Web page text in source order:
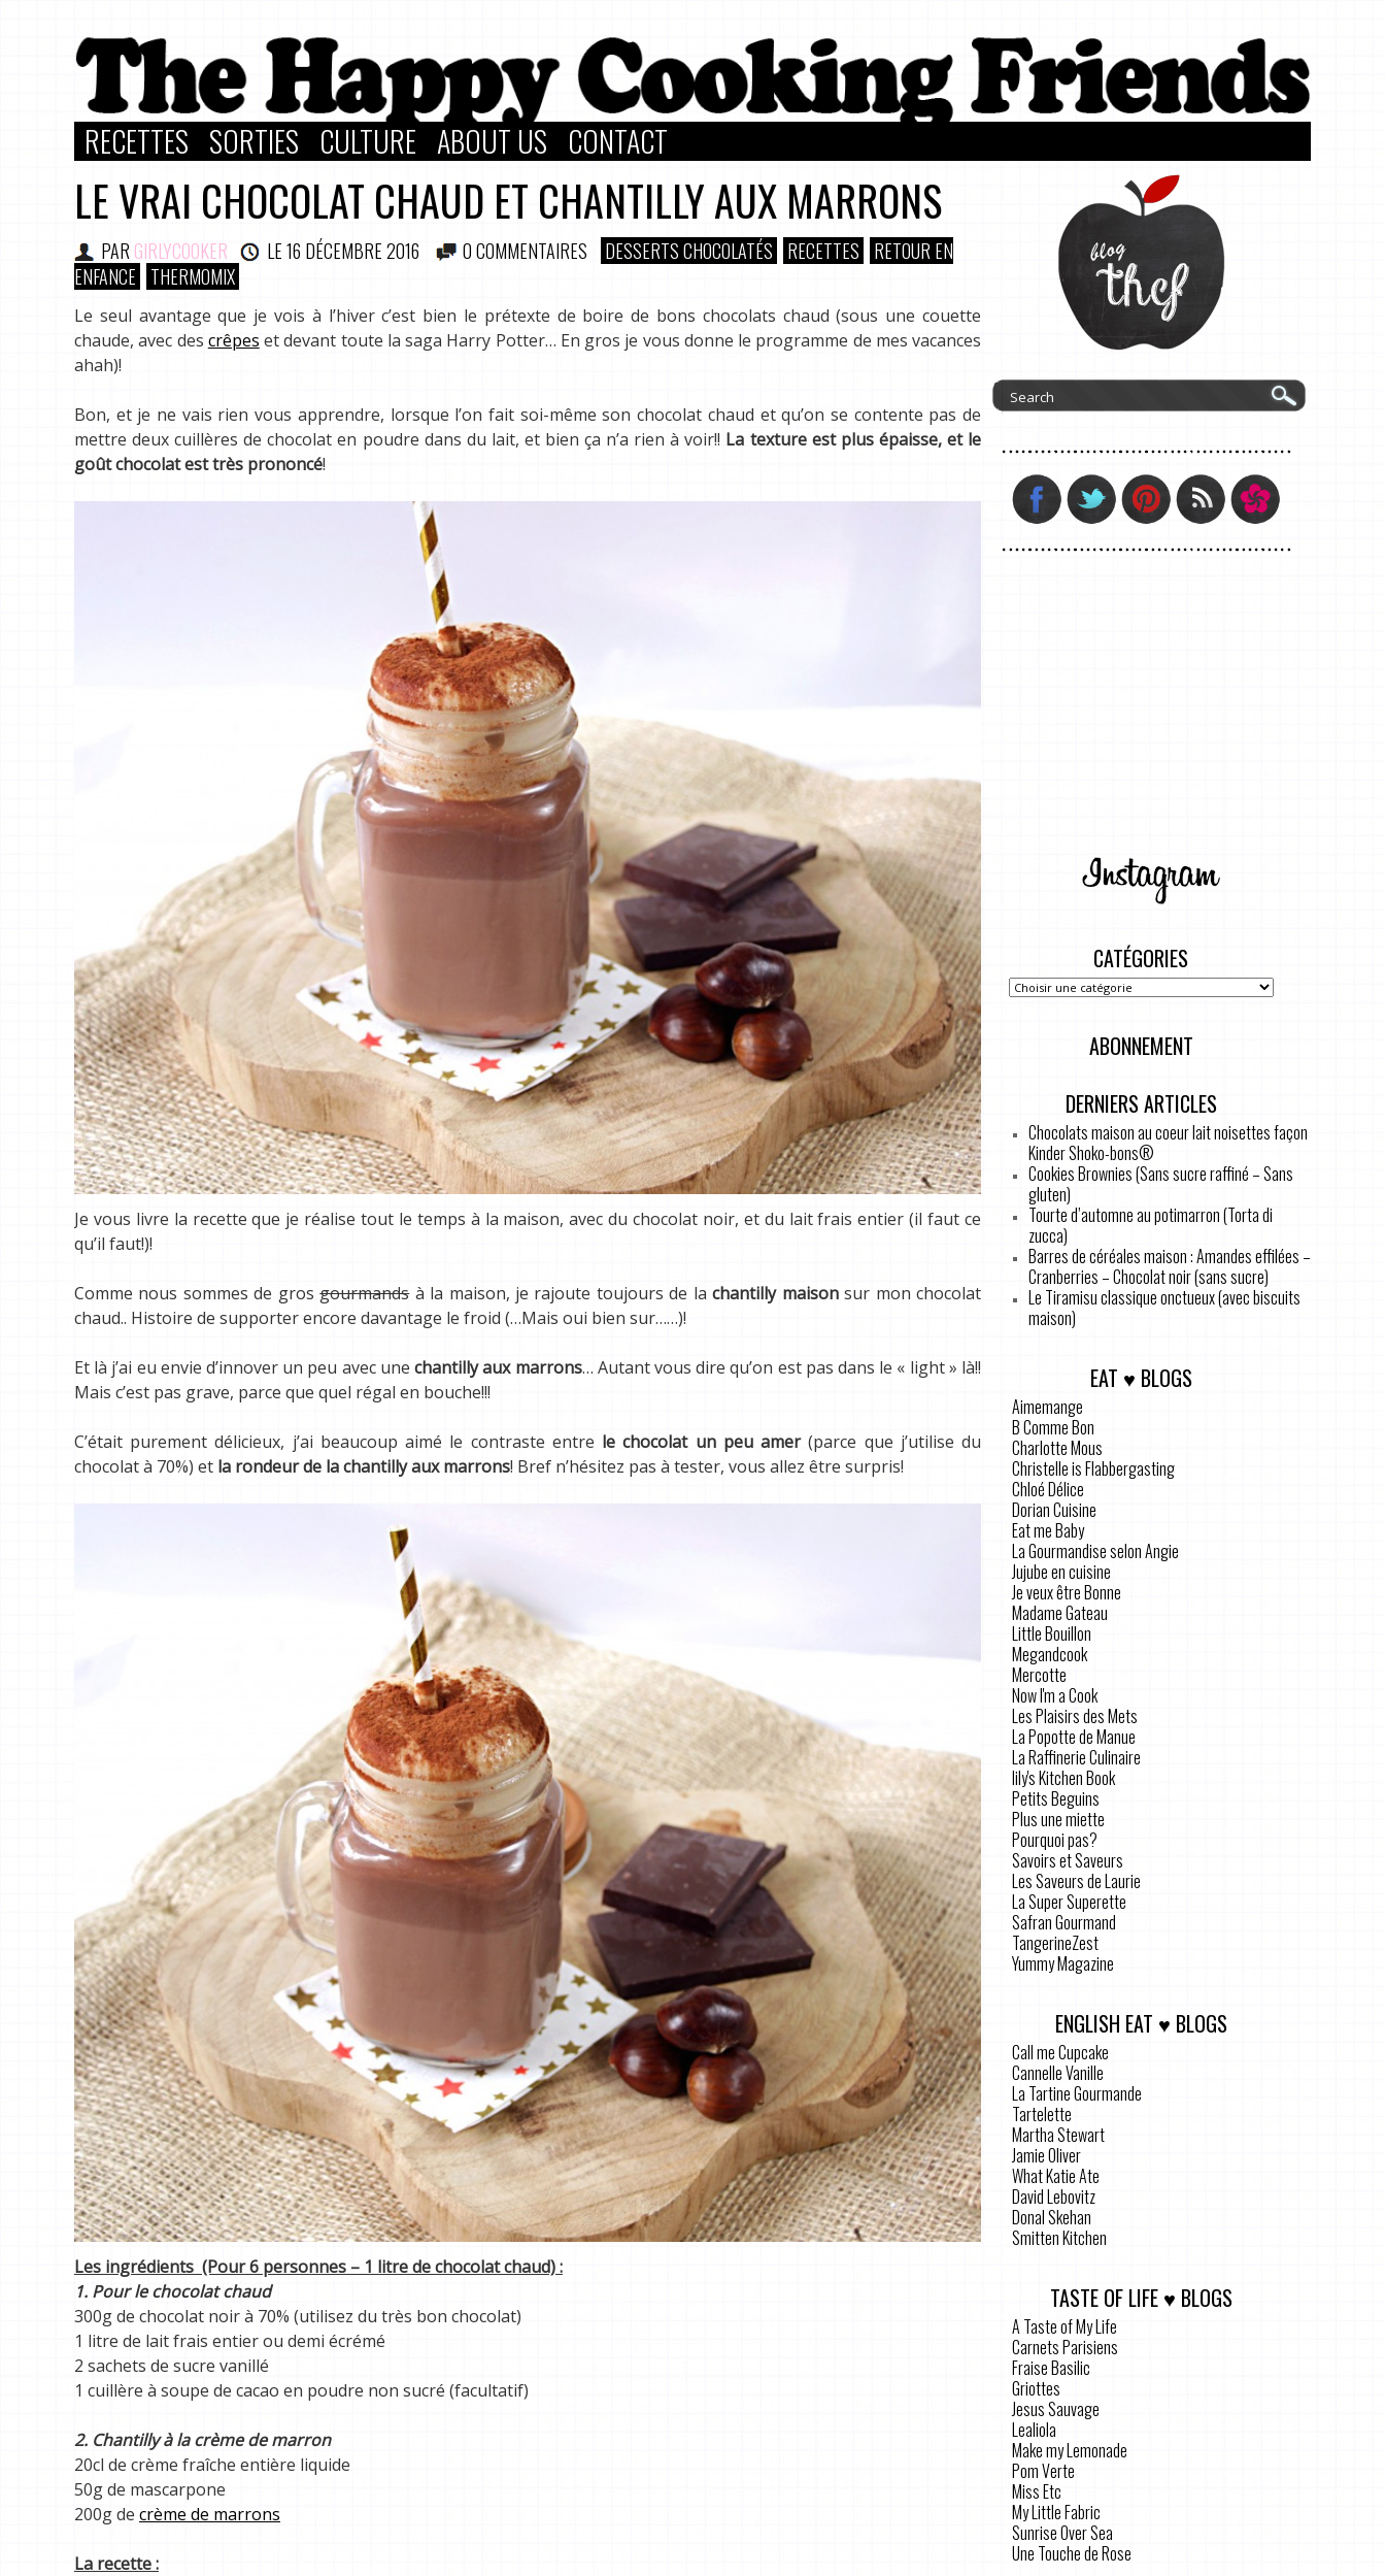
RECETTES SORTIES CULTURE ABOUT US CONTACT
LE VRAI CHOCOLAT CHAUD ET CHANTILLY AUX MARRONS
PAR GIRLYCOOKER LE16 DÉCEMBRE 2016 0 COMMENTAIRES DESSERTS CHOCOLATÉS RECETTES
RETOUR EN
ENFANCE
THERMOMIX
Le seul avantage que je vois à l’hiver c’est bien le prétexte de boire de bons chocolats chaud (sous une couette
chaude, avec des crêpes et devant toute la saga Harry Potter… En gros je vous donne le programme de mes vacances
ahah)!
Bon, et je ne vais rien vous apprendre, lorsque l’on fait soi-même son chocolat chaud et qu’on se contente pas de
mettre deux cuillères de chocolat en poudre dans du lait, et bien ça n’a rien à voir!! La texture est plus épaisse, et le
goût chocolat est très prononcé!
Je vous livre la recette que je réalise tout le temps à la maison, avec du chocolat noir, et du lait frais entier (il faut ce
qu’il faut!)!
Comme nous sommes de grosgourmandsà la maison, je rajoute toujours de lachantilly maisonsur mon chocolat
chaud.. Histoire de supporter encore davantage le froid (…Mais oui bien sur……)!
Et là j’ai eu envie d’innover un peu avec unechantilly aux marrons… Autant vous dire qu’on est pas dans le « light » là!!
Mais c’est pas grave, parce que quel régal en bouche!!!
C’était purement délicieux, j’ai beaucoup aimé le contraste entre le chocolat un peu amer(parce que j’utilise du
chocolat à 70%) et la rondeur de la chantilly aux marrons! Bref n’hésitez pas à tester, vous allez être surpris!
Les ingrédients (Pour 6 personnes – 1 litre de chocolat chaud) :
1. Pour le chocolat chaud
300g de chocolat noir à 70% (utilisez du très bon chocolat)
1 litre de lait frais entier ou demi écrémé
2 sachets de sucre vanillé
1 cuillère à soupe de cacao en poudre non sucré (facultatif)
2. Chantilly à la crème de marron
20cl de crème fraîche entière liquide
50g de mascarpone
200g de crème de marrons
La recette :
CATÉGORIES
ABONNEMENT
DERNIERS ARTICLES
Chocolats maison au coeur lait noisettes façon
Kinder Shoko-bons®
Cookies Brownies (Sans sucre raffiné – Sans
gluten)
Tourte d’automne au potimarron (Torta di
zucca)
Barres de céréales maison : Amandes effilées –
Cranberries – Chocolat noir (sans sucre)
Le Tiramisu classique onctueux (avec biscuits
maison)
EAT ♥ BLOGS
Aimemange
B Comme Bon
Charlotte Mous
Christelle is Flabbergasting
Chloé Délice
Dorian Cuisine
Eat me Baby
La Gourmandise selon Angie
Jujube en cuisine
Je veux être Bonne
Madame Gateau
Little Bouillon
Megandcook
Mercotte
Now I'm a Cook
Les Plaisirs des Mets
La Popotte de Manue
La Raffinerie Culinaire
lily's Kitchen Book
Petits Beguins
Plus une miette
Pourquoi pas?
Savoirs et Saveurs
Les Saveurs de Laurie
La Super Superette
Safran Gourmand
TangerineZest
Yummy Magazine
ENGLISH EAT ♥ BLOGS
Call me Cupcake
Cannelle Vanille
La Tartine Gourmande
Tartelette
Martha Stewart
Jamie Oliver
What Katie Ate
David Lebovitz
Donal Skehan
Smitten Kitchen
TASTE OF LIFE ♥ BLOGS
A Taste of My Life
Carnets Parisiens
Fraise Basilic
Griottes
Jesus Sauvage
Lealiola
Make my Lemonade
Pom Verte
Miss Etc
My Little Fabric
Sunrise Over Sea
Une Touche de Rose